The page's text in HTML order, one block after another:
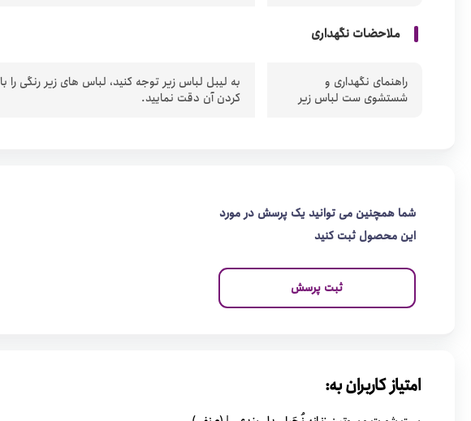
ملاحضات نگهداری
راهنمای نگهداری و
شستشوی ست لباس زیر
به لیبل لباس زیر توجه کنید، لباس های زیر رنگی
کردن آن دقت نمایید.
شما همچنین می توانید یک پرسش در مورد
این محصول ثبت کنید
ثبت پرسش
امتیاز کاربران به: